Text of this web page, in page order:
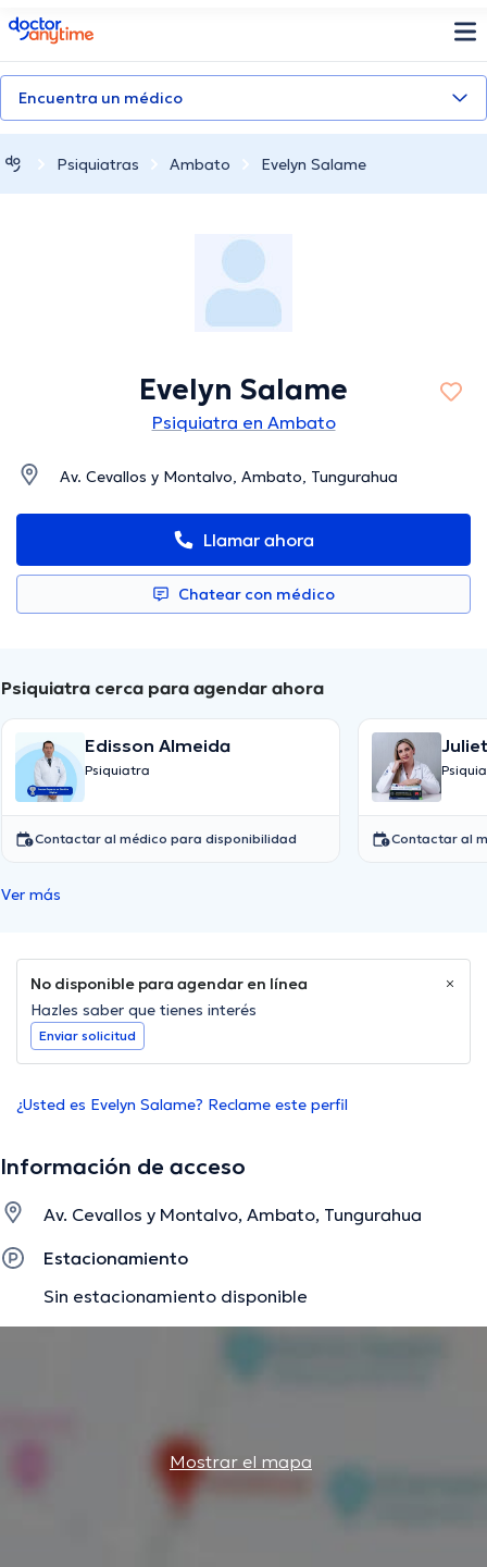
doctoranytime
Encuentra un médico
Psiquiatras Ambato Evelyn Salame
Evelyn Salame
Psiquiatra en Ambato
Av. Cevallos y Montalvo, Ambato, Tungurahua
Llamar ahora
Chatear con médico
Psiquiatra cerca para agendar ahora
Edisson Almeida
Psiquiatra
Contactar al médico para disponibilidad Contactar al
Ver más
No disponible para agendar en línea
Hazles saber que tienes interés
Enviar solicitud
¿Usted es Evelyn Salame? Reclame este perfil
Información de acceso
Av. Cevallos y Montalvo, Ambato, Tungurahua
Estacionamiento
Sin estacionamiento disponible
Mostrar el mapa